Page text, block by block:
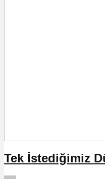
Tek İstediğimiz